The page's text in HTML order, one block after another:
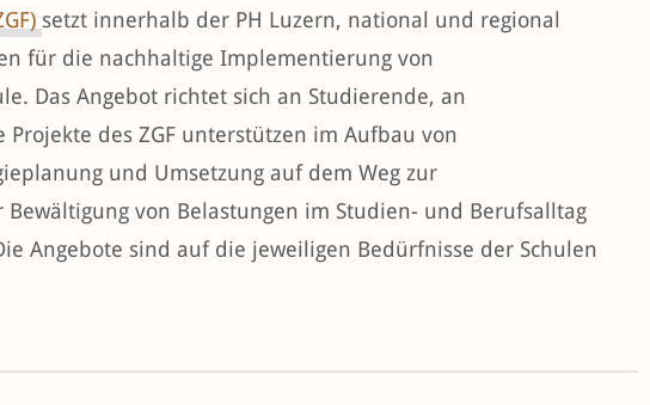
setzt innerhalb der PH Luzern, national und regional
für die nachhaltige Implementierung von
Das Angebot richtet sich an Studierende, an
des ZGF unterstützen im Aufbau von
und Umsetzung auf dem Weg zur
von Belastungen im Studien- und Berufsalltag
Angebote sind auf die jeweiligen Bedürfnisse der Schulen